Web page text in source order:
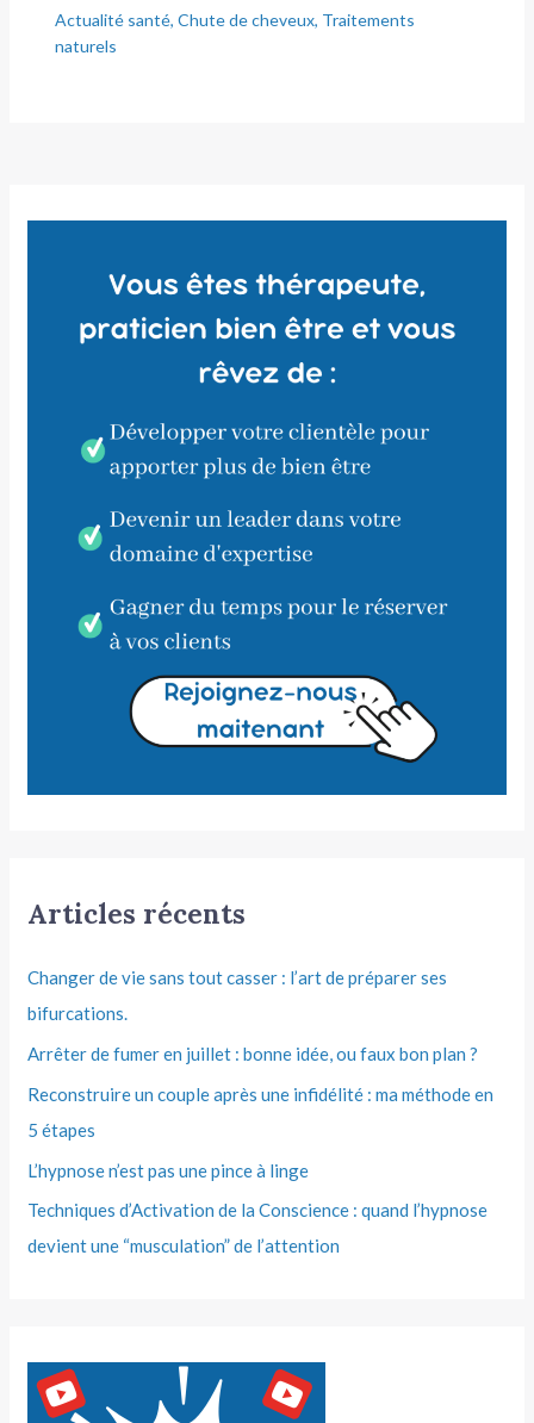
Actualité santé, Chute de cheveux, Traitements
naturels
Articles récents
Changer de vie sans tout casser : l’art de préparer ses
bifurcations.
Arrêter de fumer en juillet : bonne idée, ou faux bon plan ?
Reconstruire un couple après une infidélité : ma méthode en
5 étapes
L’hypnose n’est pas une pince à linge
Techniques d’Activation de la Conscience : quand l’hypnose
devient une “musculation” de l’attention